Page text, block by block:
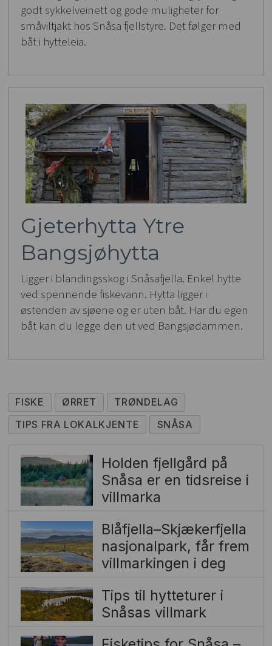
godt sykkelveinett og gode muligheter for
småviltjakt hos Snåsa fjellstyre. Det følger med
båt i hytteleia.
Gjeterhytta Ytre
Bangsjøhytta
Ligger i blandingsskog i Snåsafjella. Enkel hytte
ved spennende fiskevann. Hytta ligger i
østenden av sjøene og er uten båt. Har du egen
båt kan du legge den ut ved Bangsjødammen.
FISKE ØRRET
TRØNDELAG
TIPS FRA LOKALKJENTE
SNÅSA
Holden fjellgård på
Snåsa er en tidsreise i
villmarka
Blåfjella–Skjækerfjella
nasjonalpark, får frem
villmarkingen i deg
Tips til hytteturer i
Snåsas villmark